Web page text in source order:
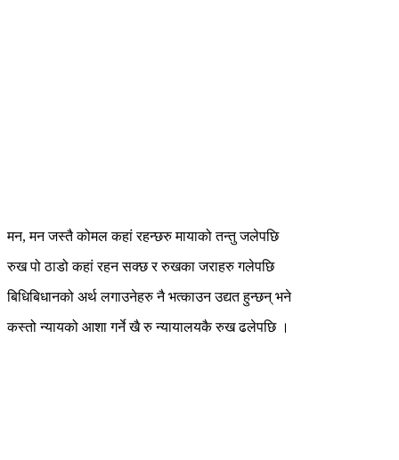
मन, मन जस्तै कोमल कहां रहन्छरु मायाको तन्तु जलेपछि
रुख पो ठाडो कहां रहन सक्छ र रुखका जराहरु गलेपछि
बिधिबिधानको अर्थ लगाउनेहरु नै भत्काउन उद्यत हुन्छन् भने
कस्तो न्यायको आशा गर्ने खै रु न्यायालयकै रुख ढलेपछि ।